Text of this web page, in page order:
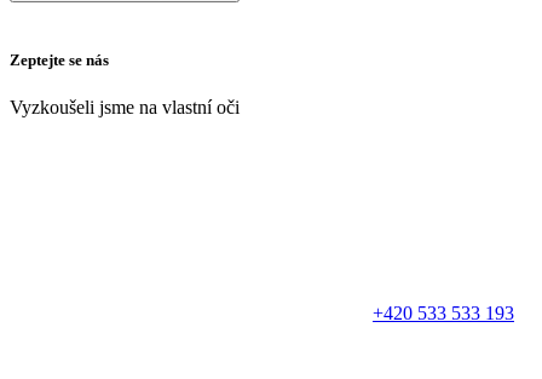
Zeptejte se nás
Vyzkoušeli jsme na vlastní oči
+420 533 533 193